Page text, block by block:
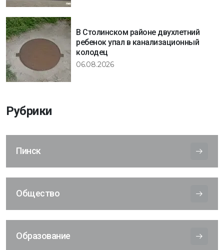
В Столинском районе двухлетний
ребенок упал в канализационный
колодец
06.08.2026
Рубрики
Пинск
Общество
Образование